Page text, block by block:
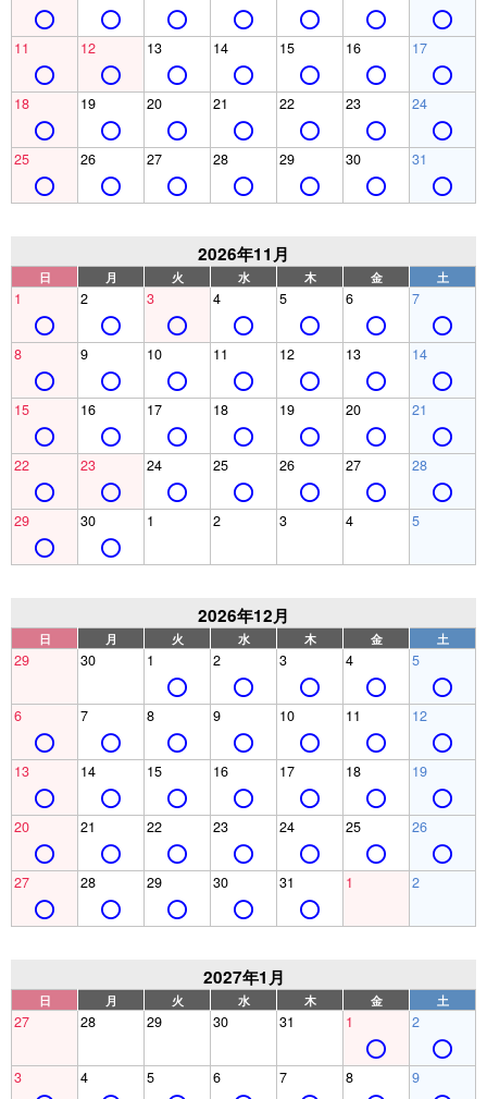
11 12 13 14 15 16 17
18 19 20 21 22 23 24
25 26 27 28 29 30 31
2026年11月
日 月 火 水 木 金 土
1 2 3 4 5 6 7
8 9 10 11 12 13 14
15 16 17 18 19 20 21
22 23 24 25 26 27 28
29 30 1 2 3 4 5
2026年12月
日 月 火 水 木 金 土
29 30 1 2 3 4 5
6 7 8 9 10 11 12
13 14 15 16 17 18 19
20 21 22 23 24 25 26
27 28 29 30 31 1 2
2027年1月
日 月 火 水 木 金 土
27 28 29 30 31 1 2
3 4 5 6 7 8 9